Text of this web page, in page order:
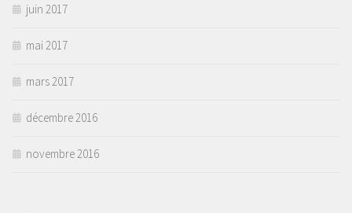
juin 2017
mai 2017
mars 2017
décembre 2016
novembre 2016